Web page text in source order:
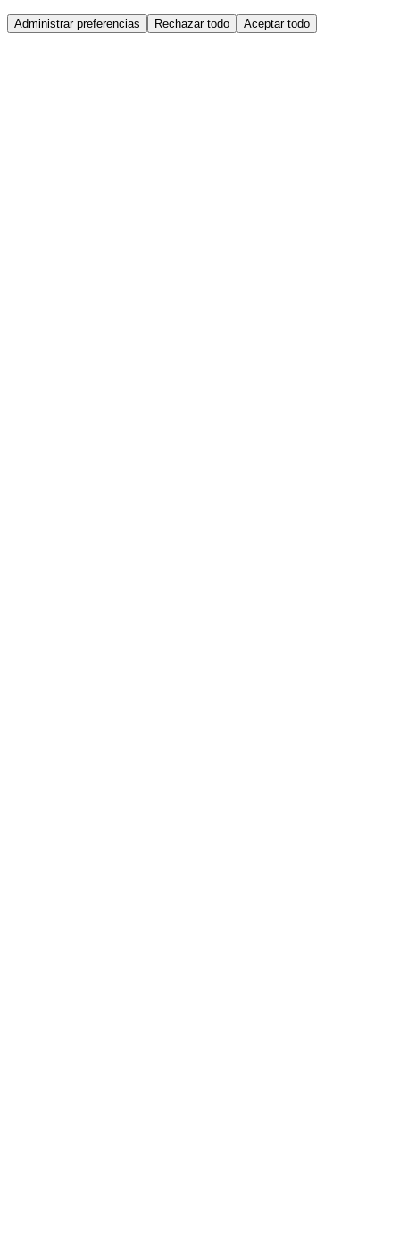
Administrar preferencias Rechazar todo Aceptar todo